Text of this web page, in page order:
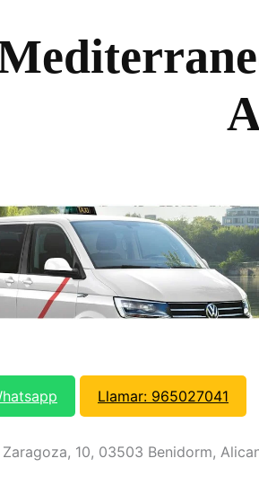
Llamar: 965027041
Zaragoza, 10, 03503 Benidorm,